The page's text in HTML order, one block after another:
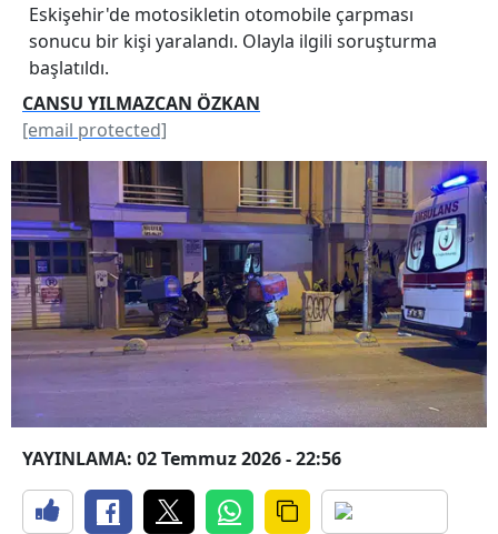
Eskişehir'de motosikletin otomobile çarpması
sonucu bir kişi yaralandı. Olayla ilgili soruşturma
başlatıldı.
CANSU YILMAZCAN ÖZKAN
[email protected]
YAYINLAMA: 02 Temmuz 2026 - 22:56